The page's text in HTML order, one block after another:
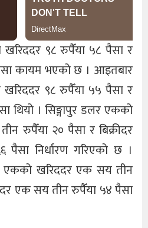
९८ रुपैँया ५८ पैसा र
कायम भएको छ । आइतबार
९८ रुपैँया ५५ पैसा र
थियो । सिङ्गापुर डलर एकको
रुपैँया २० पैसा र बिक्रीदर
निर्धारण गरिएको छ ।
एकको खरिददर एक सय तीन
एक सय तीन रुपैँया ५४ पैसा